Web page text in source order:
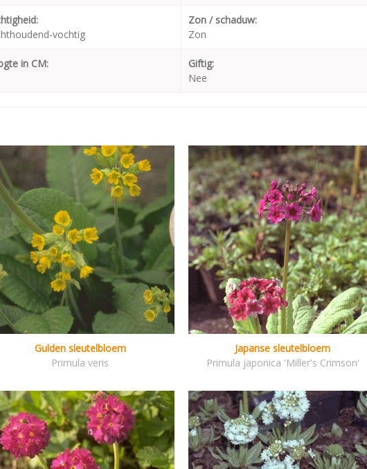
vochtig
Zon / schaduw:
Zon
in CM:
Giftig:
Nee
Gulden sleutelbloem
Primula veris
Japanse sleutelbloem
Primula japonica 'Miller's Crimson'